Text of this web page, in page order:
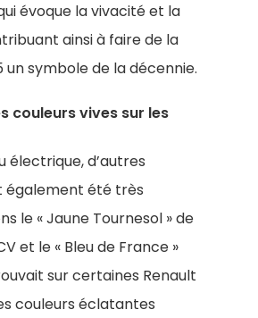
évoque la vivacité et la
ainsi à faire de la
un symbole de la décennie.
couleurs vives sur les
électrique, d’autres
également été très
le « Jaune Tournesol » de
et le « Bleu de France »
sur certaines Renault
couleurs éclatantes